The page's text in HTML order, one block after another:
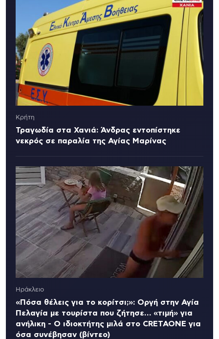
Κρήτη
Τραγωδία στα Χανιά: Άνδρας εντοπίστηκε
νεκρός σε παραλία της Αγίας Μαρίνας
Ηράκλειο
«Πόσα θέλεις για το κορίτσι;»: Οργή στην Αγία
Πελαγία με τουρίστα που ζήτησε… «τιμή» για
ανήλικη - Ο ιδιοκτήτης μιλά στο CRETAONE για
όσα συνέβησαν (βίντεο)